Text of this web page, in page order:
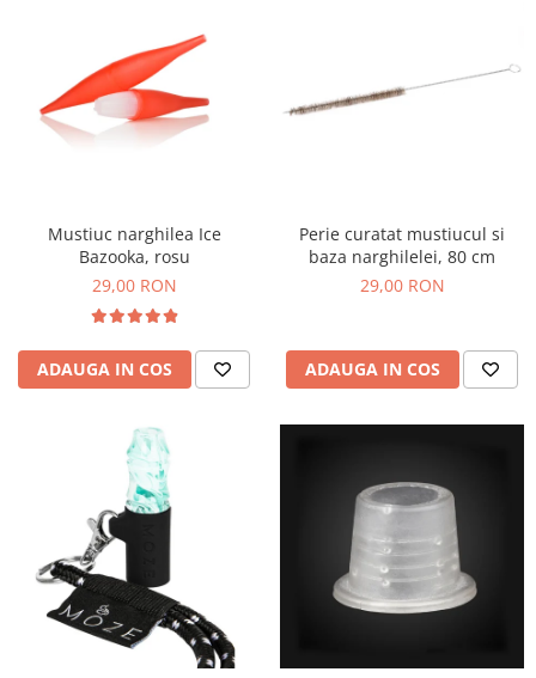
Mustiuc narghilea Ice
Bazooka, rosu
29,00 RON
ADAUGA IN COS
Perie curatat mustiucul si
baza narghilelei, 80 cm
29,00 RON
ADAUGA IN COS